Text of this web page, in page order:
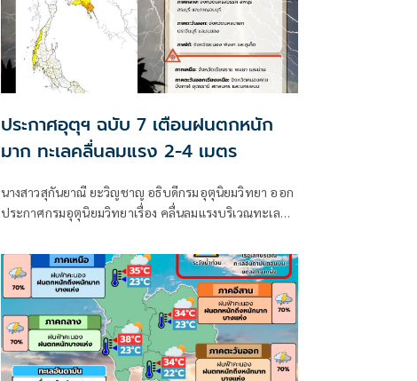
ประกาศอุตุฯ ฉบับ 7 เตือนฝนตกหนัก
มาก ทะเลคลื่นลมแรง 2-4 เมตร
นางสาวสุกันยาณี ยะวิญชาญ อธิบดีกรมอุตุนิยมวิทยา ออก
ประกาศกรมอุตุนิยมวิทยาเรื่อง คลื่นลมแรงบริเวณทะเล
หนักมากบริเวณประเทศไทย